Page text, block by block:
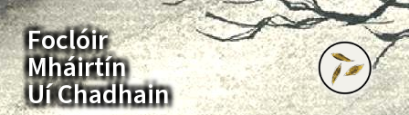
Foclóir
Mháirtín
Uí Chadhain